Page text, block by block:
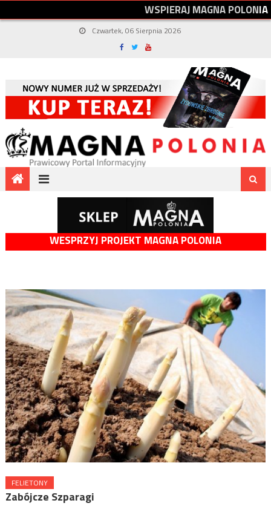
WSPIERAJMAGNAPOLONIA
Czwartek, 06 Sierpnia 2026
WESPRZYJ PROJEKT MAGNA POLONIA
FELIETONY
Zabójcze Szparagi